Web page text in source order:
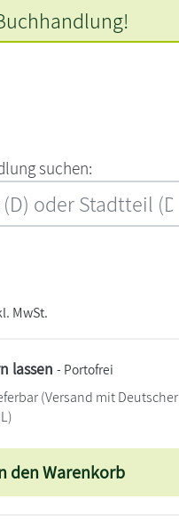
‍s‍u‍c‍h‍e‍n‍:‍
MwSt.
lassen - Portofrei
(Versand mit Deutscher
den Warenkorb